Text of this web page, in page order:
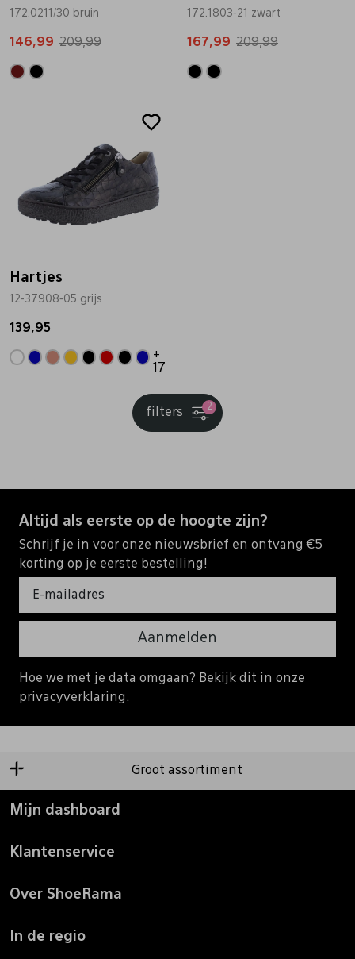
172.0211/30 bruin
146,99 209,99
172.1803-21 zwart
167,99 209,99
Hartjes
12-37908-05 grijs
139,95
+
17
2
filters
Altijd als eerste op de hoogte zijn?
Schrijf je in voor onze nieuwsbrief en ontvang €5
korting op je eerste bestelling!
Aanmelden
Hoe we met je data omgaan? Bekijk dit in onze
privacyverklaring.
Groot assortiment
Mijn dashboard
Klantenservice
Over ShoeRama
In de regio